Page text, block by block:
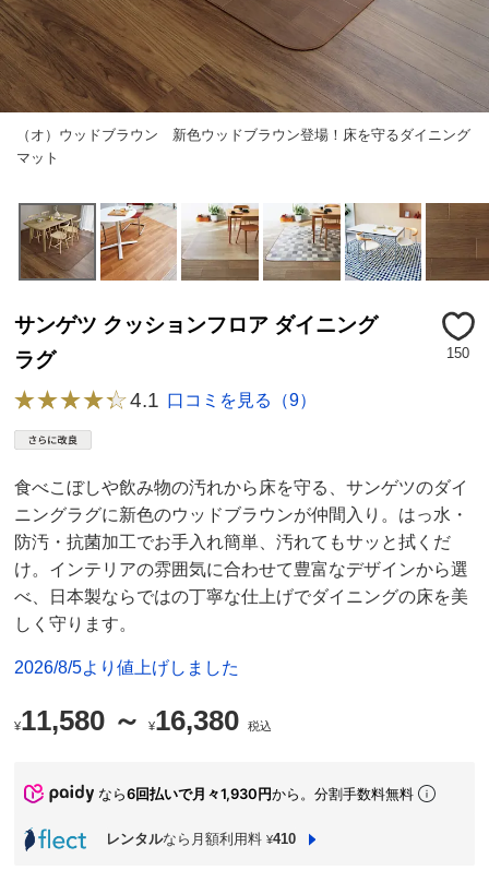
（オ）ウッドブラウン 新色ウッドブラウン登場！床を守るダイニング
マット
サンゲツ クッションフロア ダイニング
ラグ
150
4.1 口コミを見る（9）
食べこぼしや飲み物の汚れから床を守る、サンゲツのダイ
ニングラグに新色のウッドブラウンが仲間入り。はっ水・
防汚・抗菌加工でお手入れ簡単、汚れてもサッと拭くだ
け。インテリアの雰囲気に合わせて豊富なデザインから選
べ、日本製ならではの丁寧な仕上げでダイニングの床を美
しく守ります。
2026/8/5より値上げしました
¥11,580 ～¥16,380 税込
なら6回払いで月々1,930円から。分割手数料無料
レンタルなら月額利用料 ¥410